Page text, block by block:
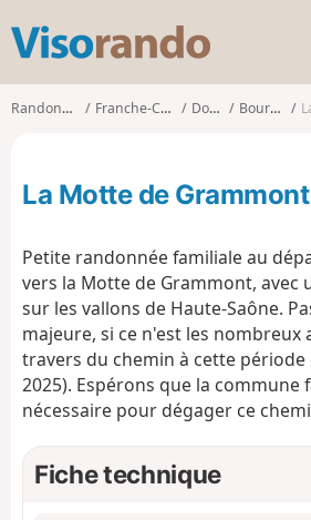
s
d
Randonnées Franche-Comté Doubs Bournois
La Motte de
Petite randonnée familiale au
vers la Motte de Grammont, avec
sur les vallons de Haute-Saône.
majeure, si ce n'est les nombreux
travers du chemin à cette période
2025). Espérons que la commune
nécessaire pour dégager ce
Fiche technique